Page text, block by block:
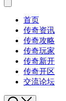
首页
传奇资讯
传奇攻略
传奇玩家
传奇新开
传奇开区
交流论坛